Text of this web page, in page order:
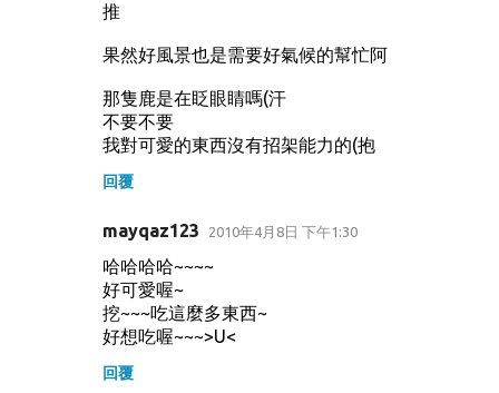
推
果然好風景也是需要好氣候的幫忙阿
那隻鹿是在眨眼睛嗎(汗
不要不要
我對可愛的東西沒有招架能力的(抱
回覆
mayqaz123 2010年4月8日 下午1:30
哈哈哈哈~~~~
好可愛喔~
挖~~~吃這麼多東西~
好想吃喔~~~>U<
回覆